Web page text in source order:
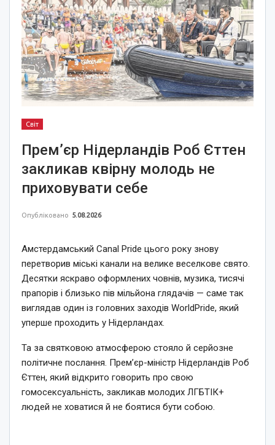
Світ
Прем’єр Нідерландів Роб Єттен
закликав квірну молодь не
приховувати себе
Опубліковано 5.08.2026
Амстердамський Canal Pride цього року знову
перетворив міські канали на велике веселкове свято.
Десятки яскраво оформлених човнів, музика, тисячі
прапорів і близько пів мільйона глядачів — саме так
виглядав один із головних заходів WorldPride, який
уперше проходить у Нідерландах.
Та за святковою атмосферою стояло й серйозне
політичне послання. Прем’єр-міністр Нідерландів Роб
Єттен, який відкрито говорить про свою
гомосексуальність, закликав молодих ЛГБТІК+
людей не ховатися й не боятися бути собою.